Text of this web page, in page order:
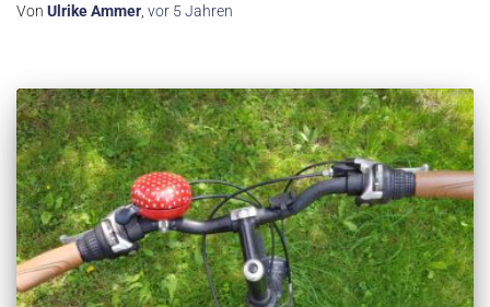
Von Ulrike Ammer vor 5 Jahren